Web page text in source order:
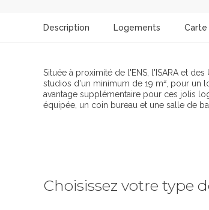
Description Logements Carte
Située à proximité de l'ENS, l'ISARA et
studios d'un minimum de 19 m², pour un
avantage supplémentaire pour ces jolis
équipée, un coin bureau et une salle de
Choisissez votre type